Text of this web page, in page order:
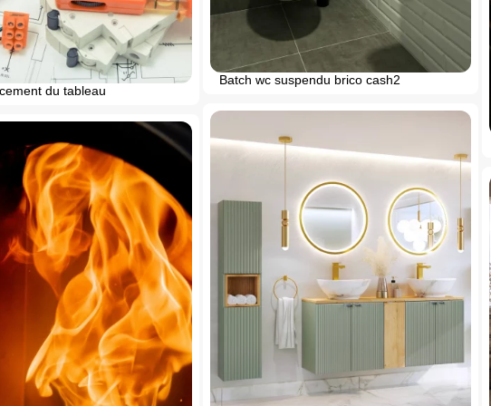
Batch wc suspendu brico cash2
du tableau